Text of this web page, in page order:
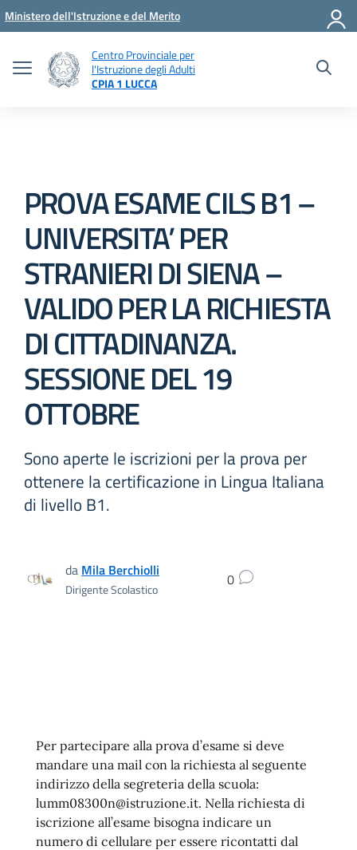
Vai ai contenuti
Vai al menu di navigazione
Vai al footer
Ministero dell'Istruzione e del Merito
Centro Provinciale per
l'Istruzione degli Adulti
CPIA 1 LUCCA
PROVA ESAME CILS B1 –
UNIVERSITA’ PER
STRANIERI DI SIENA –
VALIDO PER LA RICHIESTA
DI CITTADINANZA.
SESSIONE DEL 19
OTTOBRE
Sono aperte le iscrizioni per la prova per
ottenere la certificazione in Lingua Italiana
di livello B1.
da Mila Berchiolli
Dirigente Scolastico 0
Per partecipare alla prova d’esame si deve
mandare una mail con la richiesta al seguente
indirizzo della segreteria della scuola:
lumm08300n@istruzione.it. Nella richiesta di
iscrizione all’esame bisogna indicare un
numero di cellulare per essere ricontatti dal